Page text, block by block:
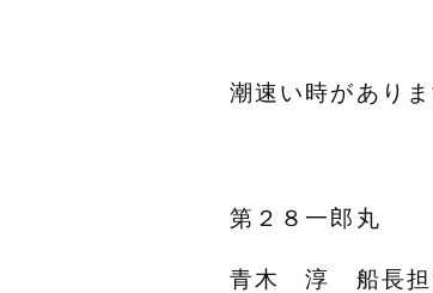
潮速い時があり
第２８一郎丸
青木 淳 船長担